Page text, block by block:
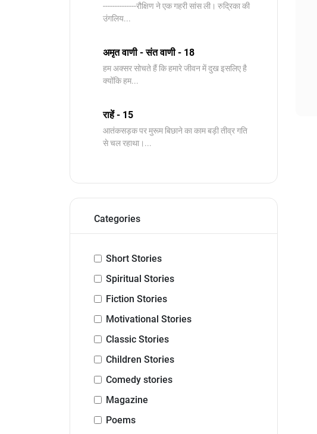
--------------रौक्षिण ने एक गहरी सांस ली। रुद्रिका की
उंगलिय...
अमृत वाणी - संत वाणी - 18
हम अक्सर सोचते हैं कि हमारे जीवन में दुख इसलिए है
क्योंकि हम...
राहें - 15
आतंकसड़क पर मुरूम बिछाने का काम बड़ी तीव्र गति
से चल रहाथा।...
Categories
Short Stories
Spiritual Stories
Fiction Stories
Motivational Stories
Classic Stories
Children Stories
Comedy stories
Magazine
Poems